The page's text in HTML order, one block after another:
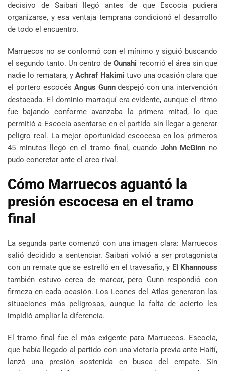
decisivo de Saibari llegó antes de que Escocia pudiera
organizarse, y esa ventaja temprana condicionó el desarrollo
de todo el encuentro.
Marruecos no se conformó con el mínimo y siguió buscando
el segundo tanto. Un centro deOunahi recorrió el área sin que
nadie lo rematara, yAchraf Hakimi tuvo una ocasión clara que
el portero escocés Angus Gunndespejó con una intervención
destacada. El dominio marroquí era evidente, aunque el ritmo
fue bajando conforme avanzaba la primera mitad, lo que
permitió a Escocia asentarse en el partido sin llegar a generar
peligro real. La mejor oportunidad escocesa en los primeros
45 minutos llegó en el tramo final, cuando John McGinn no
pudo concretar ante el arco rival.
Cómo Marruecos aguantó la
presión escocesa en el tramo
final
La segunda parte comenzó con una imagen clara: Marruecos
salió decidido a sentenciar. Saibari volvió a ser protagonista
con un remate que se estrelló en el travesaño, y El Khannouss
también estuvo cerca de marcar, pero Gunn respondió con
firmeza en cada ocasión. Los Leones del Atlas generaron las
situaciones más peligrosas, aunque la falta de acierto les
impidió ampliar la diferencia.
El tramo final fue el más exigente para Marruecos. Escocia,
que había llegado al partido con una victoria previa ante Haití,
lanzó una presión sostenida en busca del empate. Sin